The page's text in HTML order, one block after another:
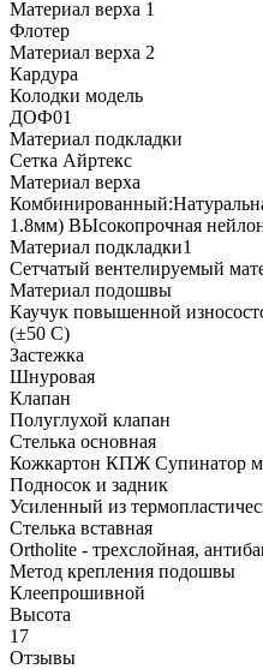
Материал верха 1
Флотер
Материал верха 2
Кардура
Колодки модель
ДОФ01
Материал подкладки
Сетка Айртекс
Материал верха
1.8мм) ВЫсокопрочная
Материал подкладки1
Сетчатый вентелируемый
Материал подошвы
Каучук повышенной
(±50 С)
Застежка
Шнуровая
Клапан
Полуглухой клапан
Стелька основная
Кожкартон КПЖ Супинатор
Подносок и задник
Усиленный из
Стелька вставная
Ortholite - трехслойная,
Метод крепления подошвы
Клеепрошивной
Высота
17
Отзывы